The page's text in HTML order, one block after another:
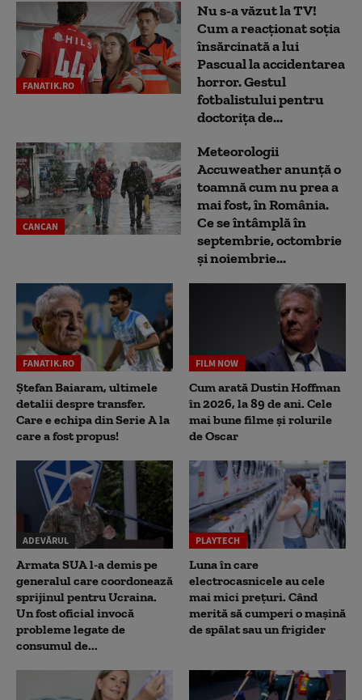
FANATIK.RO
Nu s-a văzut la TV!
Cum a reacţionat soţia
însărcinată a lui
Pascual la accidentarea
horror. Gestul
fotbalistului pentru
doctoriţa de...
CANCAN
Meteorologii
Accuweather anunță o
toamnă cum nu prea a
mai fost, în România.
Ce se întâmplă în
septembrie, octombrie
și noiembrie...
FANATIK.RO
Ștefan Baiaram, ultimele
detalii despre transfer.
Care e echipa din Serie A la
care a fost propus!
FILM NOW
Cum arată Dustin Hoffman
în 2026, la 89 de ani. Cele
mai bune filme și rolurile
de Oscar
ADEVĂRUL
Armata SUA l-a demis pe
generalul care coordonează
sprijinul pentru Ucraina.
Un fost oficial invocă
probleme legate de
consumul de...
PLAYTECH
Luna în care
electrocasnicele au cele
mai mici prețuri. Când
merită să cumperi o mașină
de spălat sau un frigider